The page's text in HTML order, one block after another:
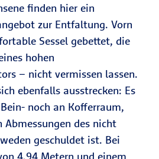
finden hier ein
zur Entfaltung. Vorn
Sessel gebettet, die
hohen
– nicht vermissen lassen.
ebenfalls ausstrecken: Es
noch an Kofferraum,
des nicht
geschuldet ist. Bei
4,94 Metern und einem